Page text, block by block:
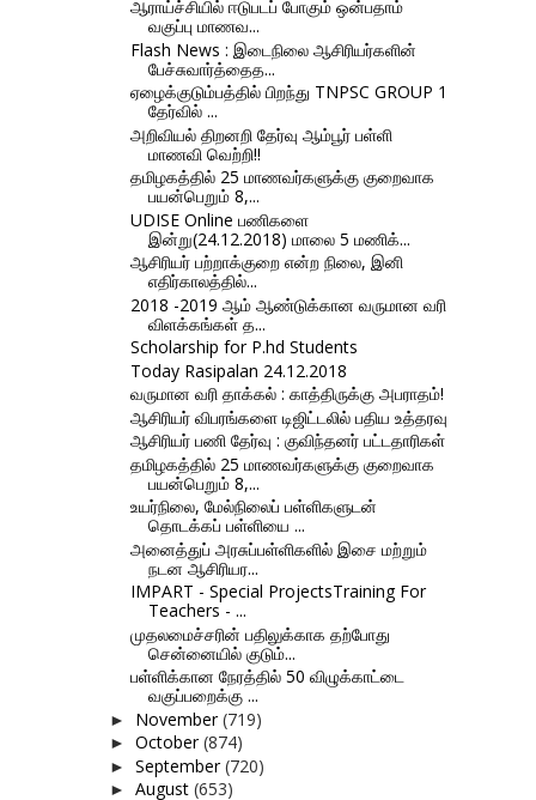
ஆராய்ச்சியில் ஈடுபடப் போகும் ஒன்பதாம்
வகுப்பு மாணவ...
Flash News : இடைநிலை ஆசிரியர்களின்
பேச்சுவார்த்தைத...
ஏழைக்குடும்பத்தில் பிறந்து TNPSC GROUP 1
தேர்வில் ...
அறிவியல் திறனறி தேர்வு ஆம்பூர் பள்ளி
மாணவி வெற்றி!!
தமிழகத்தில் 25 மாணவர்களுக்கு குறைவாக
பயன்பெறும் 8,...
UDISE Online பணிகளை
இன்று(24.12.2018) மாலை 5 மணிக்...
ஆசிரியர் பற்றாக்குறை என்ற நிலை, இனி
எதிர்காலத்தில்...
2018 -2019 ஆம் ஆண்டுக்கான வருமான வரி
விளக்கங்கள் த...
Scholarship for P.hd Students
Today Rasipalan 24.12.2018
வருமான வரி தாக்கல் : காத்திருக்கு அபராதம்!
ஆசிரியர் விபரங்களை டிஜிட்டலில் பதிய உத்தரவு
ஆசிரியர் பணி தேர்வு : குவிந்தனர் பட்டதாரிகள்
தமிழகத்தில் 25 மாணவர்களுக்கு குறைவாக
பயன்பெறும் 8,...
உயர்நிலை, மேல்நிலைப் பள்ளிகளுடன்
தொடக்கப் பள்ளியை ...
அனைத்துப் அரசுப்பள்ளிகளில் இசை மற்றும்
நடன ஆசிரியர...
IMPART - Special ProjectsTraining For
Teachers - ...
முதலமைச்சரின் பதிலுக்காக தற்போது
சென்னையில் குடும்...
பள்ளிக்கான நேரத்தில் 50 விழுக்காட்டை
வகுப்பறைக்கு ...
► November(719)
► October(874)
► September(720)
► August (653)